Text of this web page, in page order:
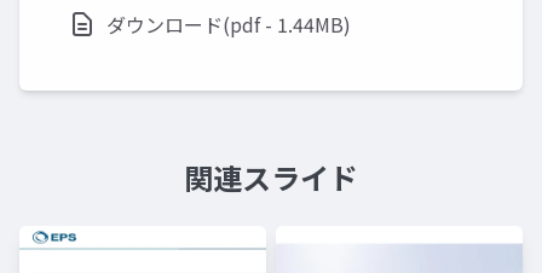
ダウンロード(pdf - 1.44MB)
関連スライド